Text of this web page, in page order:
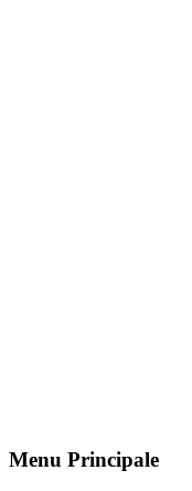
Menu Principale